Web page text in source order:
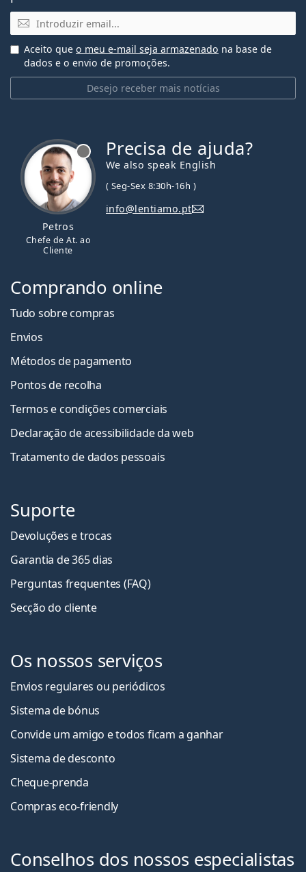
Email
Desejo receber mais notícias
Aceito que o meu e-mail seja armazenado na base de
dados e o envio de promoções.
Petros
Chefe de At. ao
Cliente
Precisa de ajuda?
We also speak English
( Seg-Sex 8:30h-16h )
info@lentiamo.pt
Comprando online
Tudo sobre compras
Envios
Métodos de pagamento
Pontos de recolha
Termos e condições comerciais
Declaração de acessibilidade da web
Tratamento de dados pessoais
Suporte
Devoluções e trocas
Garantia de 365 dias
Perguntas frequentes (FAQ)
Secção do cliente
Os nossos serviços
Envios regulares ou periódicos
Sistema de bónus
Convide um amigo e todos ficam a ganhar
Sistema de desconto
Cheque-prenda
Compras eco-friendly
Conselhos dos nossos especialistas